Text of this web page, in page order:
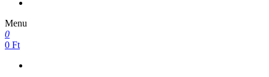
Menu
0
0 Ft